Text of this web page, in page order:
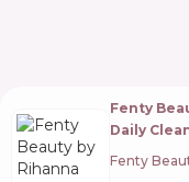
Fenty
Daily
Fenty